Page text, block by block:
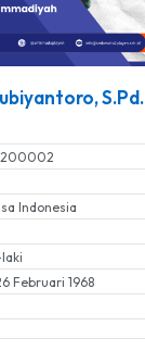
S.Pd.
Indonesia
Februari 1968